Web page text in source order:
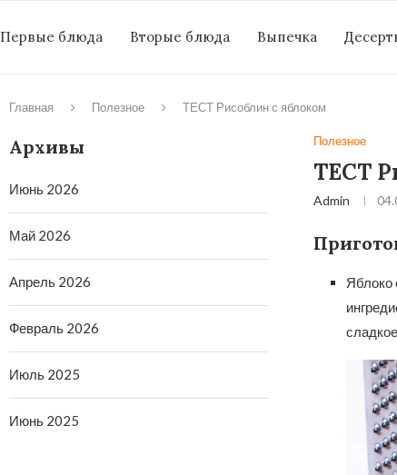
Первые блюда Вторые блюда Выпечка
Главная Полезное ТЕСТ Рисоблин с яблоком
Полезное
ТЕСТ
Admin
Яблоко
Архивы
Июнь 2026
Май 2026
Апрель 2026
Февраль 2026
Июль 2025
Июнь 2025